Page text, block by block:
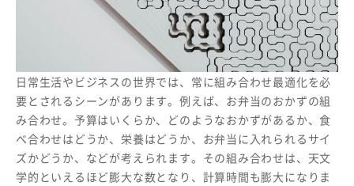
日常生活やビジネスの世界では、常に組み合わせ最適化を必
要とされるシーンがあります。例えば、お弁当のおかずの組
み合わせ。予算はいくらか、どのようなおかずがあるか、食
べ合わせはどうか、栄養はどうか、お弁当に入れられるサイ
ズかどうか、などが考えられます。その組み合わせは、天文
学的といえるほど膨大な数となり、計算時間も膨大になりま